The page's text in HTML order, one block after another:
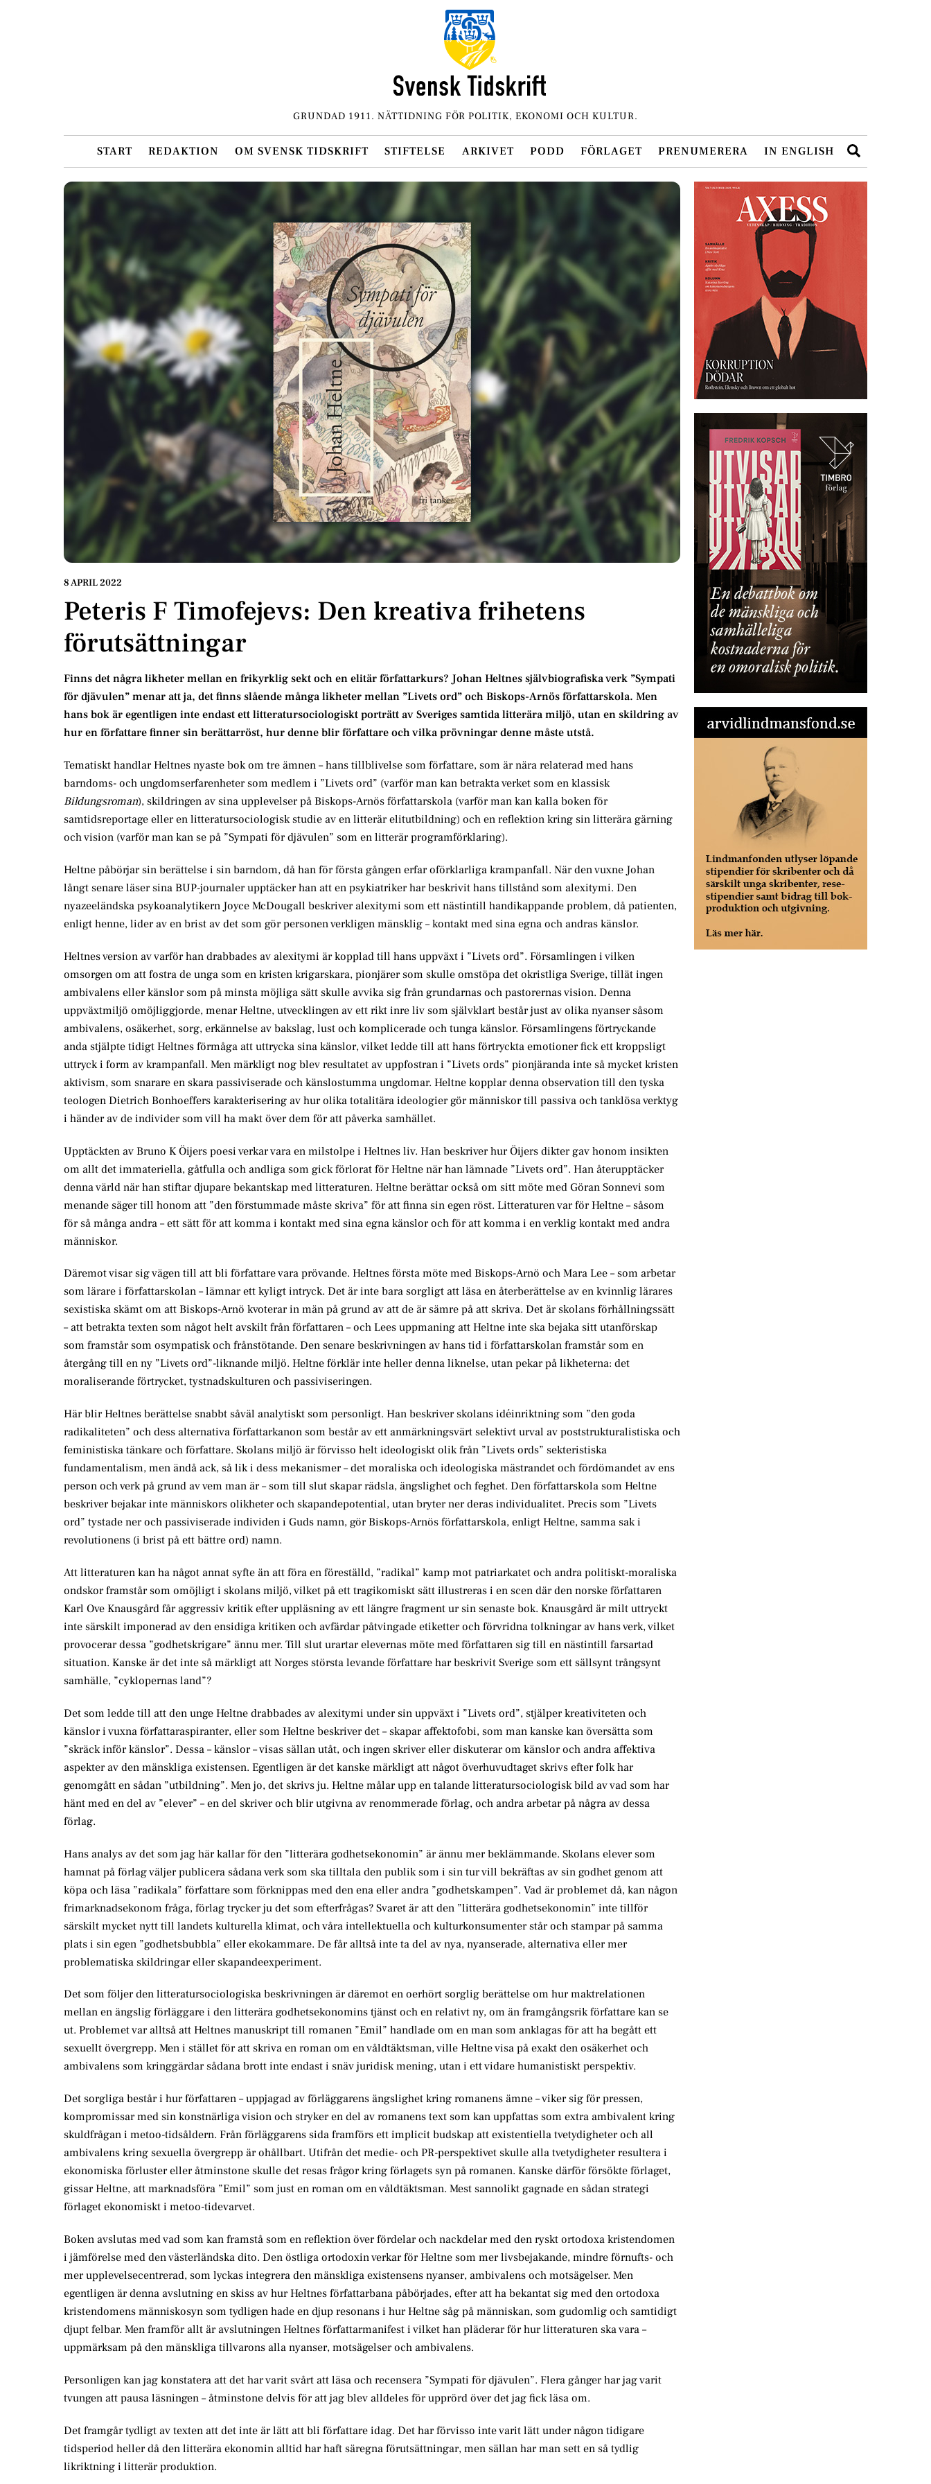
GRUNDAD 1911. NÄTTIDNING FÖR POLITIK, EKONOMI OCH KULTUR.
START REDAKTION OM SVENSK TIDSKRIFT STIFTELSE ARKIVET PODD FÖRLAGET PRENUMERERA IN ENGLISH
8 APRIL 2022
Peteris F Timofejevs: Den kreativa frihetens
förutsättningar
Finns det några likheter mellan en frikyrklig sekt och en elitär författarkurs? Johan Heltnes självbiografiska verk ”Sympati
för djävulen” menar att ja, det finns slående många likheter mellan ”Livets ord” och Biskops-Arnös författarskola. Men
hans bok är egentligen inte endast ett litteratursociologiskt porträtt av Sveriges samtida litterära miljö, utan en skildring av
hur en författare finner sin berättarröst, hur denne blir författare och vilka prövningar denne måste utstå.
Tematiskt handlar Heltnes nyaste bok om tre ämnen – hans tillblivelse som författare, som är nära relaterad med hans
barndoms- och ungdomserfarenheter som medlem i ”Livets ord” (varför man kan betrakta verket som en klassisk
Bildungsroman), skildringen av sina upplevelser på Biskops-Arnös författarskola (varför man kan kalla boken för
samtidsreportage eller en litteratursociologisk studie av en litterär elitutbildning) och en reflektion kring sin litterära gärning
och vision (varför man kan se på ”Sympati för djävulen” som en litterär programförklaring).
Heltne påbörjar sin berättelse i sin barndom, då han för första gången erfar oförklarliga krampanfall. När den vuxne Johan
långt senare läser sina BUP-journaler upptäcker han att en psykiatriker har beskrivit hans tillstånd som alexitymi. Den
nyazeeländska psykoanalytikern Joyce McDougall beskriver alexitymi som ett nästintill handikappande problem, då patienten,
enligt henne, lider av en brist av det som gör personen verkligen mänsklig – kontakt med sina egna och andras känslor.
Heltnes version av varför han drabbades av alexitymi är kopplad till hans uppväxt i ”Livets ord”. Församlingen i vilken
omsorgen om att fostra de unga som en kristen krigarskara, pionjärer som skulle omstöpa det okristliga Sverige, tillät ingen
ambivalens eller känslor som på minsta möjliga sätt skulle avvika sig från grundarnas och pastorernas vision. Denna
uppväxtmiljö omöjliggjorde, menar Heltne, utvecklingen av ett rikt inre liv som självklart består just av olika nyanser såsom
ambivalens, osäkerhet, sorg, erkännelse av bakslag, lust och komplicerade och tunga känslor. Församlingens förtryckande
anda stjälpte tidigt Heltnes förmåga att uttrycka sina känslor, vilket ledde till att hans förtryckta emotioner fick ett kroppsligt
uttryck i form av krampanfall. Men märkligt nog blev resultatet av uppfostran i ”Livets ords” pionjäranda inte så mycket kristen
aktivism, som snarare en skara passiviserade och känslostumma ungdomar. Heltne kopplar denna observation till den tyska
teologen Dietrich Bonhoeffers karakterisering av hur olika totalitära ideologier gör människor till passiva och tanklösa verktyg
i händer av de individer som vill ha makt över dem för att påverka samhället.
Upptäckten av Bruno K Öijers poesi verkar vara en milstolpe i Heltnes liv. Han beskriver hur Öijers dikter gav honom insikten
om allt det immateriella, gåtfulla och andliga som gick förlorat för Heltne när han lämnade ”Livets ord”. Han återupptäcker
denna värld när han stiftar djupare bekantskap med litteraturen. Heltne berättar också om sitt möte med Göran Sonnevi som
menande säger till honom att ”den förstummade måste skriva” för att finna sin egen röst. Litteraturen var för Heltne – såsom
för så många andra – ett sätt för att komma i kontakt med sina egna känslor och för att komma i en verklig kontakt med andra
människor.
Däremot visar sig vägen till att bli författare vara prövande. Heltnes första möte med Biskops-Arnö och Mara Lee – som arbetar
som lärare i författarskolan – lämnar ett kyligt intryck. Det är inte bara sorgligt att läsa en återberättelse av en kvinnlig lärares
sexistiska skämt om att Biskops-Arnö kvoterar in män på grund av att de är sämre på att skriva. Det är skolans förhållningssätt
– att betrakta texten som något helt avskilt från författaren – och Lees uppmaning att Heltne inte ska bejaka sitt utanförskap
som framstår som osympatisk och frånstötande. Den senare beskrivningen av hans tid i författarskolan framstår som en
återgång till en ny ”Livets ord”-liknande miljö. Heltne förklär inte heller denna liknelse, utan pekar på likheterna: det
moraliserande förtrycket, tystnadskulturen och passiviseringen.
Här blir Heltnes berättelse snabbt såväl analytiskt som personligt. Han beskriver skolans idéinriktning som ”den goda
radikaliteten” och dess alternativa författarkanon som består av ett anmärkningsvärt selektivt urval av poststrukturalistiska och
feministiska tänkare och författare. Skolans miljö är förvisso helt ideologiskt olik från ”Livets ords” sekteristiska
fundamentalism, men ändå ack, så lik i dess mekanismer – det moraliska och ideologiska mästrandet och fördömandet av ens
person och verk på grund av vem man är – som till slut skapar rädsla, ängslighet och feghet. Den författarskola som Heltne
beskriver bejakar inte människors olikheter och skapandepotential, utan bryter ner deras individualitet. Precis som ”Livets
ord” tystade ner och passiviserade individen i Guds namn, gör Biskops-Arnös författarskola, enligt Heltne, samma sak i
revolutionens (i brist på ett bättre ord) namn.
Att litteraturen kan ha något annat syfte än att föra en föreställd, ”radikal” kamp mot patriarkatet och andra politiskt-moraliska
ondskor framstår som omöjligt i skolans miljö, vilket på ett tragikomiskt sätt illustreras i en scen där den norske författaren
Karl Ove Knausgård får aggressiv kritik efter uppläsning av ett längre fragment ur sin senaste bok. Knausgård är milt uttryckt
inte särskilt imponerad av den ensidiga kritiken och avfärdar påtvingade etiketter och förvridna tolkningar av hans verk, vilket
provocerar dessa ”godhetskrigare” ännu mer. Till slut urartar elevernas möte med författaren sig till en nästintill farsartad
situation. Kanske är det inte så märkligt att Norges största levande författare har beskrivit Sverige som ett sällsynt trångsynt
samhälle, ”cyklopernas land”?
Det som ledde till att den unge Heltne drabbades av alexitymi under sin uppväxt i ”Livets ord”, stjälper kreativiteten och
känslor i vuxna författaraspiranter, eller som Heltne beskriver det – skapar affektofobi, som man kanske kan översätta som
”skräck inför känslor”. Dessa – känslor – visas sällan utåt, och ingen skriver eller diskuterar om känslor och andra affektiva
aspekter av den mänskliga existensen. Egentligen är det kanske märkligt att något överhuvudtaget skrivs efter folk har
genomgått en sådan ”utbildning”. Men jo, det skrivs ju. Heltne målar upp en talande litteratursociologisk bild av vad som har
hänt med en del av ”elever” – en del skriver och blir utgivna av renommerade förlag, och andra arbetar på några av dessa
förlag.
Hans analys av det som jag här kallar för den ”litterära godhetsekonomin” är ännu mer beklämmande. Skolans elever som
hamnat på förlag väljer publicera sådana verk som ska tilltala den publik som i sin tur vill bekräftas av sin godhet genom att
köpa och läsa ”radikala” författare som förknippas med den ena eller andra ”godhetskampen”. Vad är problemet då, kan någon
frimarknadsekonom fråga, förlag trycker ju det som efterfrågas? Svaret är att den ”litterära godhetsekonomin” inte tillför
särskilt mycket nytt till landets kulturella klimat, och våra intellektuella och kulturkonsumenter står och stampar på samma
plats i sin egen ”godhetsbubbla” eller ekokammare. De får alltså inte ta del av nya, nyanserade, alternativa eller mer
problematiska skildringar eller skapandeexperiment.
Det som följer den litteratursociologiska beskrivningen är däremot en oerhört sorglig berättelse om hur maktrelationen
mellan en ängslig förläggare i den litterära godhetsekonomins tjänst och en relativt ny, om än framgångsrik författare kan se
ut. Problemet var alltså att Heltnes manuskript till romanen ”Emil” handlade om en man som anklagas för att ha begått ett
sexuellt övergrepp. Men i stället för att skriva en roman om en våldtäktsman, ville Heltne visa på exakt den osäkerhet och
ambivalens som kringgärdar sådana brott inte endast i snäv juridisk mening, utan i ett vidare humanistiskt perspektiv.
Det sorgliga består i hur författaren – uppjagad av förläggarens ängslighet kring romanens ämne – viker sig för pressen,
kompromissar med sin konstnärliga vision och stryker en del av romanens text som kan uppfattas som extra ambivalent kring
skuldfrågan i metoo-tidsåldern. Från förläggarens sida framförs ett implicit budskap att existentiella tvetydigheter och all
ambivalens kring sexuella övergrepp är ohållbart. Utifrån det medie- och PR-perspektivet skulle alla tvetydigheter resultera i
ekonomiska förluster eller åtminstone skulle det resas frågor kring förlagets syn på romanen. Kanske därför försökte förlaget,
gissar Heltne, att marknadsföra ”Emil” som just en roman om en våldtäktsman. Mest sannolikt gagnade en sådan strategi
förlaget ekonomiskt i metoo-tidevarvet.
Boken avslutas med vad som kan framstå som en reflektion över fördelar och nackdelar med den ryskt ortodoxa kristendomen
i jämförelse med den västerländska dito. Den östliga ortodoxin verkar för Heltne som mer livsbejakande, mindre förnufts- och
mer upplevelsecentrerad, som lyckas integrera den mänskliga existensens nyanser, ambivalens och motsägelser. Men
egentligen är denna avslutning en skiss av hur Heltnes författarbana påbörjades, efter att ha bekantat sig med den ortodoxa
kristendomens människosyn som tydligen hade en djup resonans i hur Heltne såg på människan, som gudomlig och samtidigt
djupt felbar. Men framför allt är avslutningen Heltnes författarmanifest i vilket han pläderar för hur litteraturen ska vara –
uppmärksam på den mänskliga tillvarons alla nyanser, motsägelser och ambivalens.
Personligen kan jag konstatera att det har varit svårt att läsa och recensera ”Sympati för djävulen”. Flera gånger har jag varit
tvungen att pausa läsningen – åtminstone delvis för att jag blev alldeles för upprörd över det jag fick läsa om.
Det framgår tydligt av texten att det inte är lätt att bli författare idag. Det har förvisso inte varit lätt under någon tidigare
tidsperiod heller då den litterära ekonomin alltid har haft säregna förutsättningar, men sällan har man sett en så tydlig
likriktning i litterär produktion.